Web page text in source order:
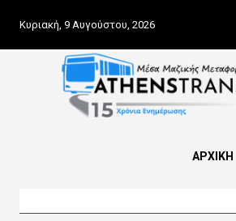
Κυριακή, 9 Αυγούστου, 2026
ΑΡΧΙΚΗ